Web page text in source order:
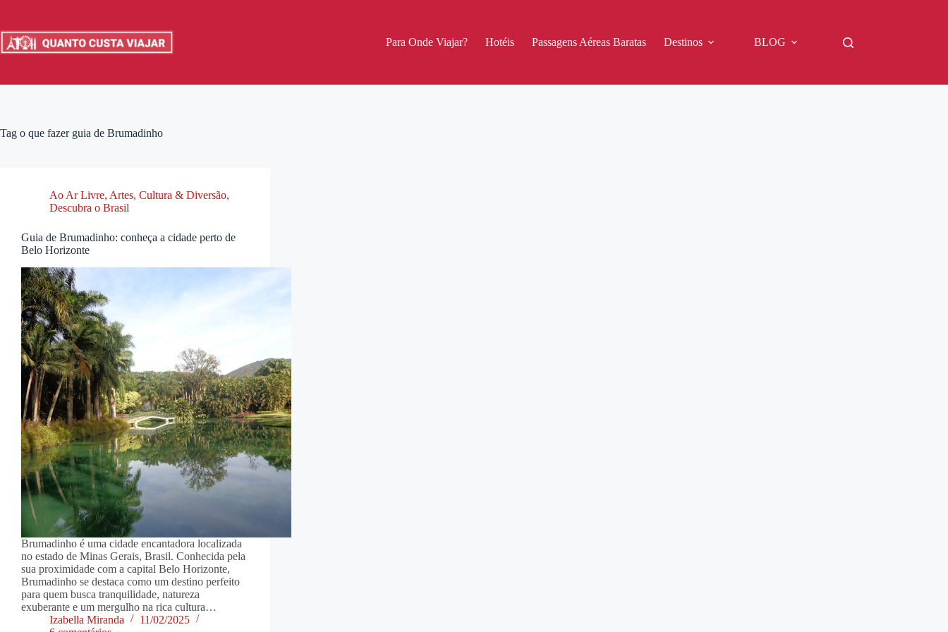
o
conteúdo
Para Onde Viajar? Hotéis Passagens Aéreas Baratas Destinos BLOG
Tag o que fazer guia de Brumadinho
Ao Ar Livre, Artes, Cultura & Diversão,
Descubra o Brasil
Guia de Brumadinho: conheça a cidade perto de
Belo Horizonte
Brumadinho é uma cidade encantadora localizada
no estado de Minas Gerais, Brasil. Conhecida pela
sua proximidade com a capital Belo Horizonte,
Brumadinho se destaca como um destino perfeito
para quem busca tranquilidade, natureza
exuberante e um mergulho na rica cultura…
Izabella Miranda
11/02/2025